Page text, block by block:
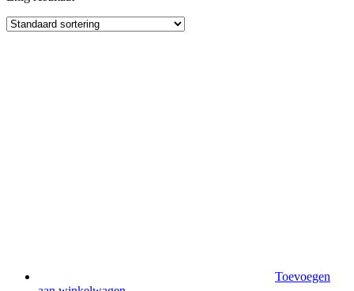
Toevoegen